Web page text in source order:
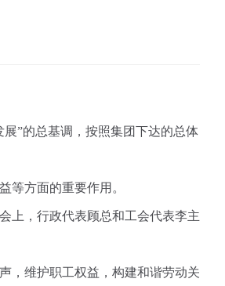
”的总基调，按照集团下达的总体
等方面的重要作用。
上，行政代表顾总和工会代表李主
，维护职工权益，构建和谐劳动关